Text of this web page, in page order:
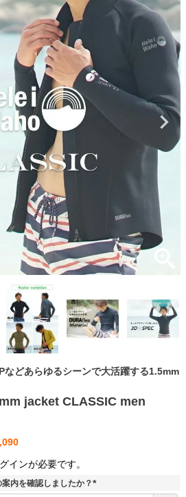
などあらゆるシーンで大活躍する1.5mm
jacket CLASSIC men
インが必要です。
内を確認しましたか？
(